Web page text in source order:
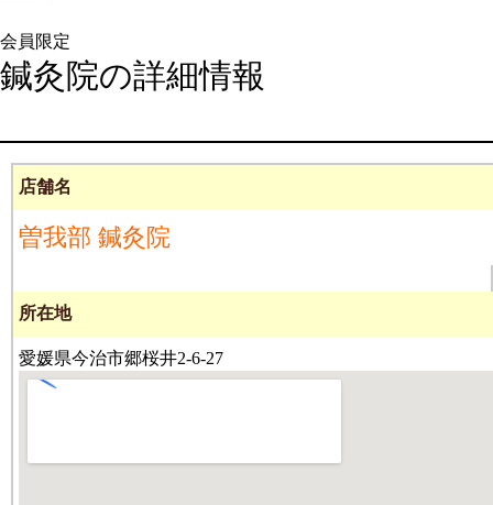
会員限定
鍼灸院の詳細情報
店舗名
曽我部 鍼灸院
所在地
愛媛県今治市郷桜井2-6-27